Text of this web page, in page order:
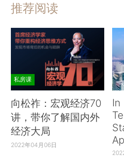
推荐阅读
私房课
向松祚：宏观经济70
讲，带你了解国内外
经济大局
2022年04月06日
In